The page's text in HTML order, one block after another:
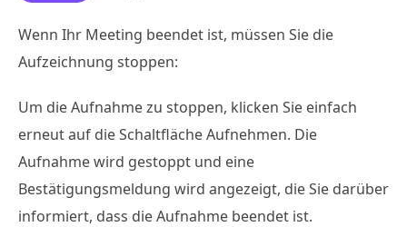
Wenn Ihr Meeting beendet ist, müssen Sie die
Aufzeichnung stoppen:
Um die Aufnahme zu stoppen, klicken Sie einfach
erneut auf die Schaltfläche Aufnehmen. Die
Aufnahme wird gestoppt und eine
Bestätigungsmeldung wird angezeigt, die Sie darüber
informiert, dass die Aufnahme beendet ist.